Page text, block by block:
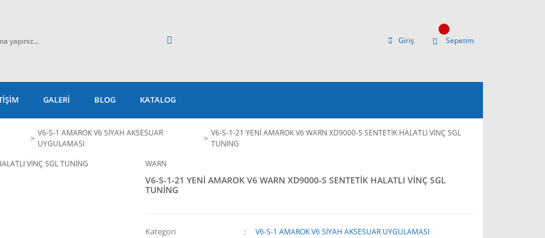
Giriş Sepetim
GALERİ BLOG KATALOG
V6-S-1 AMAROK V6 SİYAH AKSESUAR
UYGULAMASI
V6-S-1-21 YENİ AMAROK V6 WARN XD9000-S SENTETİK HALATLI VİNÇ SGL
TUNİNG
WARN
V6-S-1-21 YENİ AMAROK V6 WARN XD9000-S SENTETİK HALATLI VİNÇ SGL
TUNİNG
Kategori V6-S-1 AMAROK V6 SİYAH AKSESUAR UYGULAMASI